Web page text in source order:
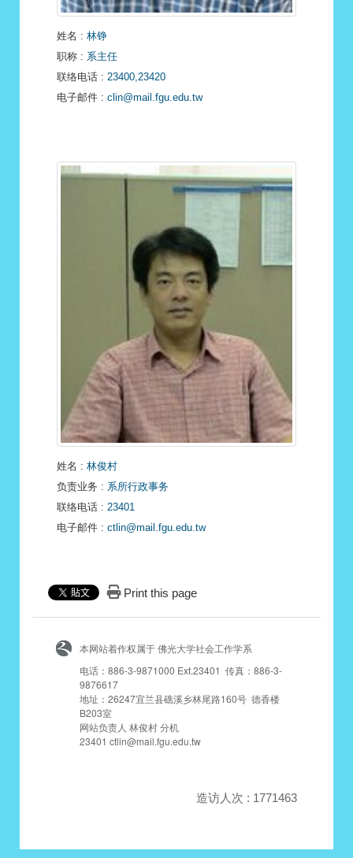
姓名 : 林铮
职称 : 系主任
联络电话 : 23400,23420
电子邮件 : clin@mail.fgu.edu.tw
姓名 : 林俊村
负责业务 : 系所行政事务
联络电话 : 23401
电子邮件 : ctlin@mail.fgu.edu.tw
Print this page
本网站着作权属于 佛光大学社会工作学系
电话：886-3-9871000 Ext.23401 传真：886-3-
9876617
地址：26247宜兰县礁溪乡林尾路160号 德香楼
B203室
网站负责人 林俊村 分机
23401 ctlin@mail.fgu.edu.tw
造访人次 : 1771463